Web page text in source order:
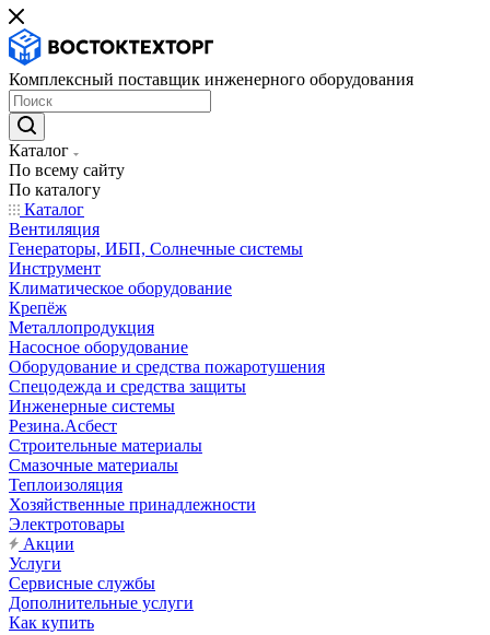
Комплексный поставщик инженерного оборудования
Каталог
По всему сайту
По каталогу
Каталог
Вентиляция
Генераторы, ИБП, Солнечные системы
Инструмент
Климатическое оборудование
Крепёж
Металлопродукция
Насосное оборудование
Оборудование и средства пожаротушения
Спецодежда и средства защиты
Инженерные системы
Резина.Асбест
Строительные материалы
Смазочные материалы
Теплоизоляция
Хозяйственные принадлежности
Электротовары
Акции
Услуги
Сервисные службы
Дополнительные услуги
Как купить